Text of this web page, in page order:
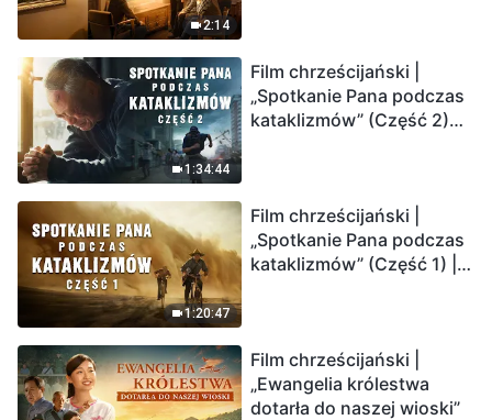
2:14
1:34:44
Film chrześcijański |
„Spotkanie Pana podczas
kataklizmów” (Część 2)
Ludzkość weszła w
odliczanie. Czy znalazłeś
już drogę ocalenia?
1:20:47
Film chrześcijański |
„Spotkanie Pana podczas
kataklizmów” (Część 1) |
Film chrześcijański |
„Ewangelia królestwa
dotarła do naszej wioski”